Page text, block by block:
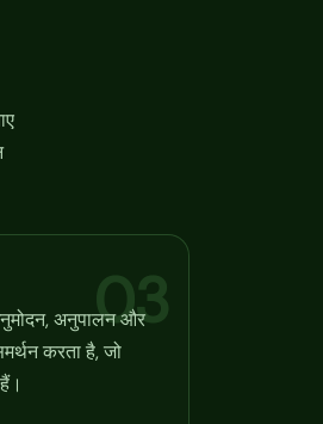
03
अनुपालन और
करता है, जो